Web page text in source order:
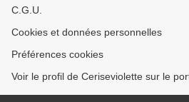
C.G.U.
Cookies et données personnelles
Préférences cookies
Voir le profil de Ceriseviolette sur le